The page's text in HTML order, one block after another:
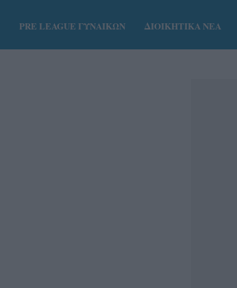
PRE LEAGUE ΓΥΝΑΙΚΩΝ ΔΙΟΙΚΗΤΙΚΑ ΝΕΑ